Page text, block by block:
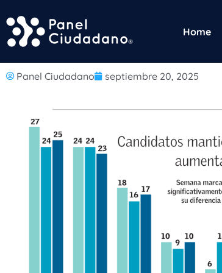
Home
Panel Ciudadano septiembre 20, 2025